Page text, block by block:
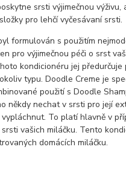
srsti výjimečnou výživu,
pro lehčí vyčesávaní srsti.
formulován s použitím
pro výjimečnou péči o srst
kondicionéru jej předurčuje
typu. Doodle Creme je
použití s Doodle
někdy nechat v srsti pro její
To platí hlavně v
vašich miláčku. Tento
domácích miláčku.